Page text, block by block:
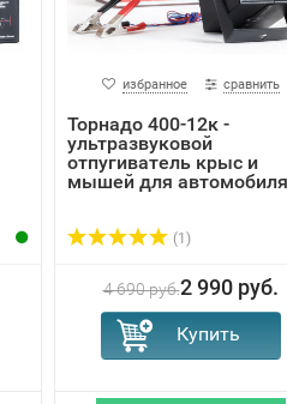
избранное сравнить
Торнадо 400-12к -
ультразвуковой
отпугиватель крыс и
мышей для автомобиля
(1)
4 690 руб.2 990 руб.